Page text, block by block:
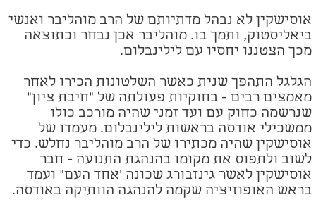
אוסישקין לא נבהל מדתיותם של הרב מוהליבר ואנשי
ביאליסטוק, ותמך בו. מוהליבר אכן נבחר וכתוצאה
מכך הצטננו יחסיו עם לילינבלום.
הגלגל התהפך שנית כאשר השלטונות הכירו לאחר
מאמצים רבים - בחוקיות פעולתה של "חיבת ציון"
שנרשמה כחוק עם ועד זמני שהיה מורכב כולו
ממשכילי אודסה בראשות לילינבלום. מעמדו של
אוסישקין שהיה מכתירו של הרב מוהליבר נחלש. כדי
לשוב ולתפוס את מקומו בהנהגת התנועה - חבר
אוסישקין לאשר גינזבורג שכונה 'אחד העם" ועמד
בראש האופוזיציה שקמה להנהגה הוותיקה באודסה.